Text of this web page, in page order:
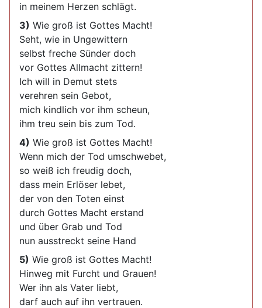
in meinem Herzen schlägt.
3) Wie groß ist Gottes Macht!
Seht, wie in Ungewittern
selbst freche Sünder doch
vor Gottes Allmacht zittern!
Ich will in Demut stets
verehren sein Gebot,
mich kindlich vor ihm scheun,
ihm treu sein bis zum Tod.
4) Wie groß ist Gottes Macht!
Wenn mich der Tod umschwebet,
so weiß ich freudig doch,
dass mein Erlöser lebet,
der von den Toten einst
durch Gottes Macht erstand
und über Grab und Tod
nun ausstreckt seine Hand
5) Wie groß ist Gottes Macht!
Hinweg mit Furcht und Grauen!
Wer ihn als Vater liebt,
darf auch auf ihn vertrauen.